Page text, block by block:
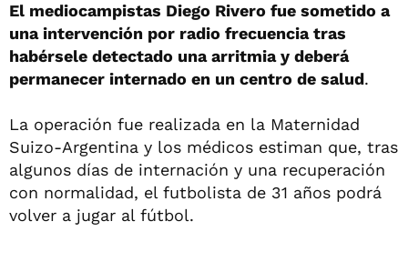
El mediocampistas Diego Rivero fue sometido a
una intervención por radio frecuencia tras
habérsele detectado una arritmia y deberá
permanecer internado en un centro de salud.
La operación fue realizada en la Maternidad
Suizo-Argentina y los médicos estiman que, tras
algunos días de internación y una recuperación
con normalidad, el futbolista de 31 años podrá
volver a jugar al fútbol.